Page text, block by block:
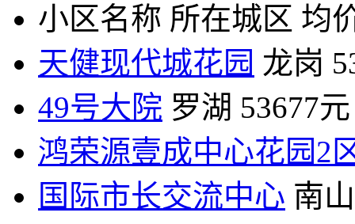
小区名称 所在城区 均
天健现代城花园 龙岗
49号大院 罗湖 53677元
鸿荣源壹成中心花园2
国际市长交流中心 南山